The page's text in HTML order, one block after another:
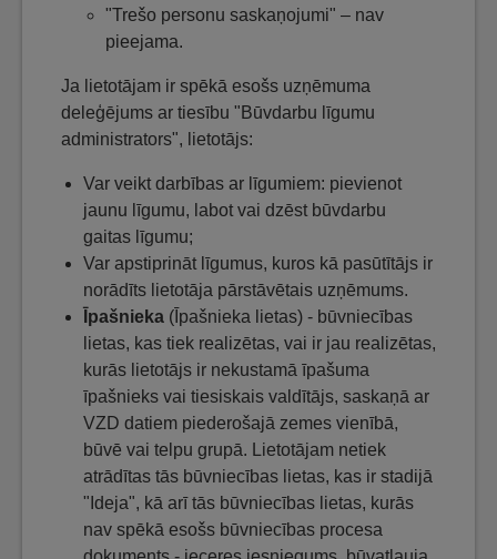
"Trešo personu saskaņojumi" – nav
pieejama.
Ja lietotājam ir spēkā esošs uzņēmuma
deleģējums ar tiesību "Būvdarbu līgumu
administrators", lietotājs:
Var veikt darbības ar līgumiem: pievienot
jaunu līgumu, labot vai dzēst būvdarbu
gaitas līgumu;
Var apstiprināt līgumus, kuros kā pasūtītājs ir
norādīts lietotāja pārstāvētais uzņēmums.
Īpašnieka (Īpašnieka lietas) - būvniecības
lietas, kas tiek realizētas, vai ir jau realizētas,
kurās lietotājs ir nekustamā īpašuma
īpašnieks vai tiesiskais valdītājs, saskaņā ar
VZD datiem piederošajā zemes vienībā,
būvē vai telpu grupā. Lietotājam netiek
atrādītas tās būvniecības lietas, kas ir stadijā
"Ideja", kā arī tās būvniecības lietas, kurās
nav spēkā esošs būvniecības procesa